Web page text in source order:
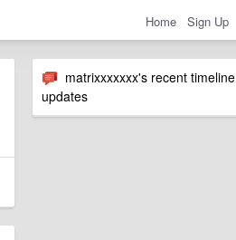
Home Sign Up
matrixxxxxxx's recent timeline
updates